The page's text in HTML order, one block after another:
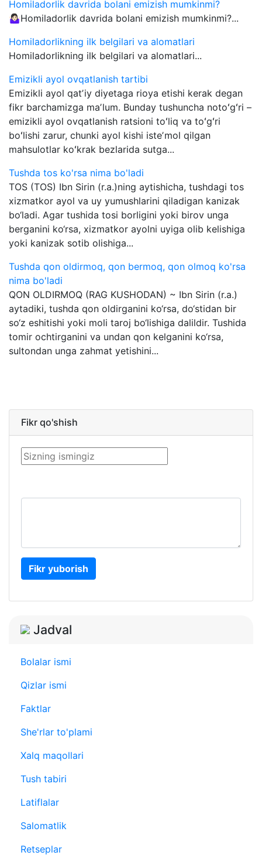
Homiladorlik davrida bolani emizish mumkinmi?
🤷🏻‍♀️Homiladorlik davrida bolani emizish mumkinmi?...
Homiladorlikning ilk belgilari va alomatlari
Homiladorlikning ilk belgilari va alomatlari...
Emizikli ayol ovqatlanish tartibi
Emizikli ayol qatʼiy diyetaga rioya etishi kerak degan
fikr barchamizga maʼlum. Bunday tushuncha notoʻgʻri –
emizikli ayol ovqatlanish ratsioni toʻliq va toʻgʻri
boʻlishi zarur, chunki ayol kishi isteʼmol qilgan
mahsulotlar koʻkrak bezlarida sutga...
Tushda tos ko'rsa nima bo'ladi
TOS (TOS) Ibn Sirin (r.a.)ning aytishicha, tushdagi tos
xizmatkor ayol va uy yumushlarini qiladigan kanizak
bo‘ladi. Agar tushida tosi borligini yoki birov unga
berganini ko‘rsa, xizmatkor ayolni uyiga olib kelishiga
yoki kanizak sotib olishiga...
Tushda qon oldirmoq, qon bermoq, qon olmoq ko'rsa
nima bo'ladi
QON OLDIRMOQ (RAG KUSHODAN) ~ Ibn Sirin (r.a.)
aytadiki, tushda qon oldirganini ko‘rsa, do‘stidan bir
so‘z eshitishi yoki moli taroj bo‘lishiga dalildir. Tushida
tomir ochtirganini va undan qon kelganini ko‘rsa,
sultondan unga zahmat yetishini...
Fikr qo'shish
Fikr yuborish
Jadval
Bolalar ismi
Qizlar ismi
Faktlar
She'rlar to'plami
Xalq maqollari
Tush tabiri
Latiflalar
Salomatlik
Retseplar